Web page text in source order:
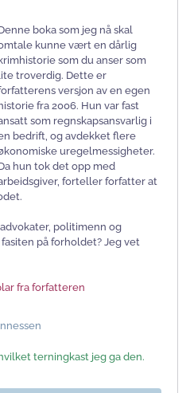
boka som jeg nå skal
kunne vært en dårlig
krimhistorie som du anser som
lite troverdig. Dette er
versjon av en egen
historie fra 2006. Hun var fast
som regnskapsansvarlig i
bedrift, og avdekket flere
uregelmessigheter.
hun tok det opp med
forteller forfatter at
politimenn og
på forholdet? Jeg vet
fra forfatteren
terningkast jeg ga den.